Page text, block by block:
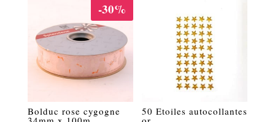
-30%
Bolduc rose cygogne 50 Etoiles autocollantes